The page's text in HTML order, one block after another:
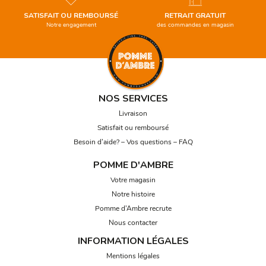
SATISFAIT OU REMBOURSÉ
Notre engagement
RETRAIT GRATUIT
des commandes en magasin
NOS SERVICES
Livraison
Satisfait ou remboursé
Besoin d’aide? – Vos questions – FAQ
POMME D'AMBRE
Votre magasin
Notre histoire
Pomme d’Ambre recrute
Nous contacter
INFORMATION LÉGALES
Mentions légales